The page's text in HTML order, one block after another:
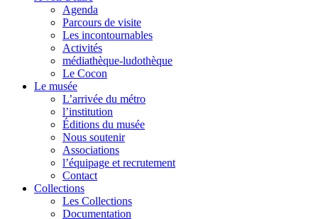
Agenda
Parcours de visite
Les incontournables
Activités
médiathèque-ludothèque
Le Cocon
Le musée
L’arrivée du métro
l’institution
Éditions du musée
Nous soutenir
Associations
l’équipage et recrutement
Contact
Collections
Les Collections
Documentation